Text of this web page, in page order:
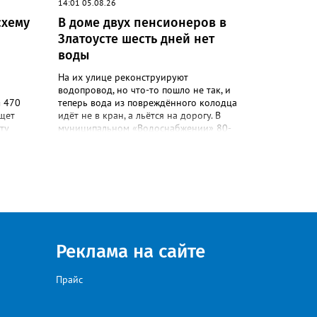
в
470
а
14:01 05.08.26
В доме двух пенсионеров в
Златоусте шесть дней нет
воды
На их улице реконструируют
водопровод, но что-то пошло не так, и
теперь вода из повреждённого колодца
идёт не в кран, а льётся на дорогу. В
муниципальном «Водоснабжении» 80-
организации МУП ЗГО "Златоустовское
Водоснабжение" ул. Островского, 7,
подачи воды в дом проводиться не будут.
Реклама на сайте
Прайс